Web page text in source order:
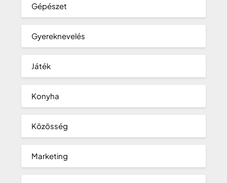
Gépészet
Gyereknevelés
Játék
Konyha
Közösség
Marketing